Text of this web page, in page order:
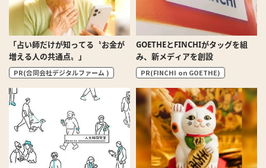
「占い師だけが知ってる〝お金が
増える人の共通点〟」
PR(合同会社デジタルファーム )
GOETHEとFINCHIがタッグを組
み、新メディアを創設
PR(FINCHI on GOETHE)